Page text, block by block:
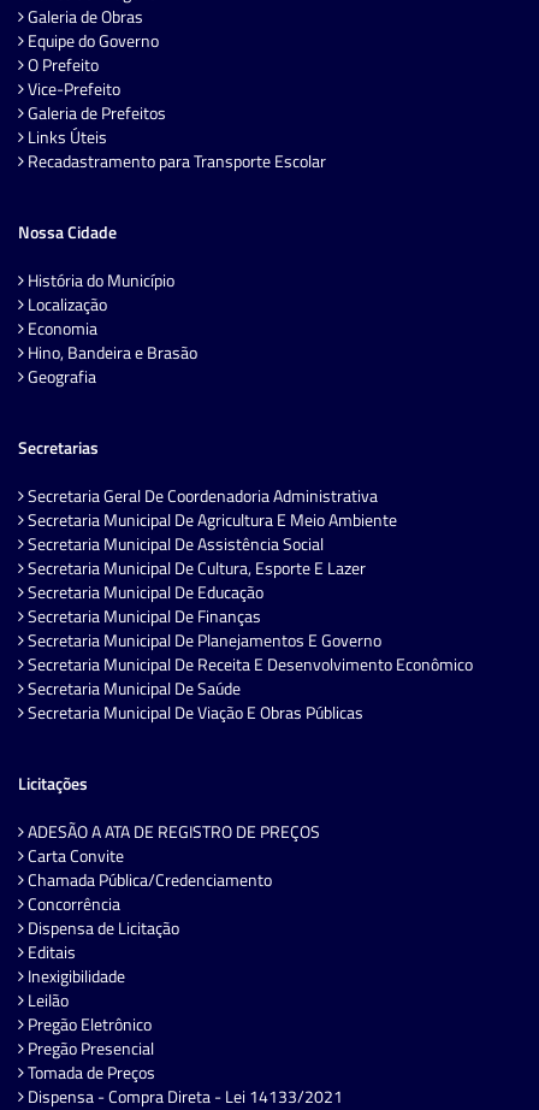
Galeria de Obras
Equipe do Governo
O Prefeito
Vice-Prefeito
Galeria de Prefeitos
Links Úteis
Recadastramento para Transporte Escolar
Nossa Cidade
História do Município
Localização
Economia
Hino, Bandeira e Brasão
Geografia
Secretarias
Secretaria Geral De Coordenadoria Administrativa
Secretaria Municipal De Agricultura E Meio Ambiente
Secretaria Municipal De Assistência Social
Secretaria Municipal De Cultura, Esporte E Lazer
Secretaria Municipal De Educação
Secretaria Municipal De Finanças
Secretaria Municipal De Planejamentos E Governo
Secretaria Municipal De Receita E Desenvolvimento Econômico
Secretaria Municipal De Saúde
Secretaria Municipal De Viação E Obras Públicas
Licitações
ADESÃO A ATA DE REGISTRO DE PREÇOS
Carta Convite
Chamada Pública/Credenciamento
Concorrência
Dispensa de Licitação
Editais
Inexigibilidade
Leilão
Pregão Eletrônico
Pregão Presencial
Tomada de Preços
Dispensa - Compra Direta - Lei 14133/2021